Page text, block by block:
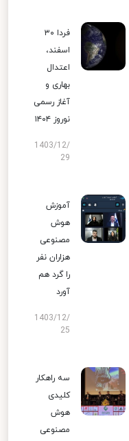
فردا ۳۰
اسفند،
اعتدال
بهاری و
آغاز رسمی
نوروز ۱۴۰۴
1403/12/
29
آموزش
هوش
مصنوعی
هزاران نفر
را گرد هم
آورد
1403/12/
25
سه راهکار
کلیدی
هوش
مصنوعی